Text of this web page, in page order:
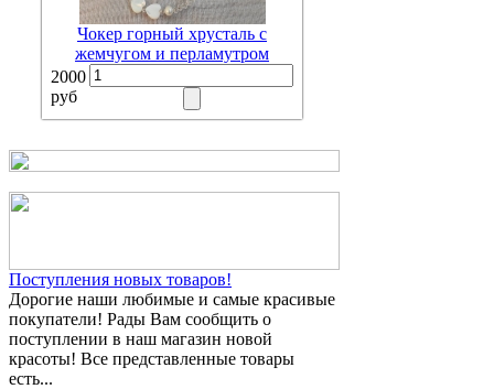
Чокер горный хрусталь с
жемчугом и перламутром
2000
руб
Поступления новых товаров!
Дорогие наши любимые и самые красивые
покупатели! Рады Вам сообщить о
поступлении в наш магазин новой
красоты! Все представленные товары
есть...